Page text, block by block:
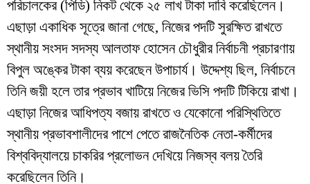
পরিচালকের (পিডি) নিকট থেকে ২৫ লাখ টাকা দাবি করেছিলেন।
এছাড়া একাধিক সূত্রে জানা গেছে, নিজের পদটি সুরক্ষিত রাখতে
স্থানীয় সংসদ সদস্য আলতাফ হোসেন চৌধুরীর নির্বাচনী প্রচারণায়
বিপুল অঙ্কের টাকা ব্যয় করেছেন উপাচার্য। উদ্দেশ্য ছিল, নির্বাচনে
তিনি জয়ী হলে তার প্রভাব খাটিয়ে নিজের ভিসি পদটি টিকিয়ে রাখা।
এছাড়া নিজের আধিপত্য বজায় রাখতে ও যেকোনো পরিস্থিতিতে
স্থানীয় প্রভাবশালীদের পাশে পেতে রাজনৈতিক নেতা-কর্মীদের
বিশ্ববিদ্যালয়ে চাকরির প্রলোভন দেখিয়ে নিজস্ব বলয় তৈরি
করেছিলেন তিনি।